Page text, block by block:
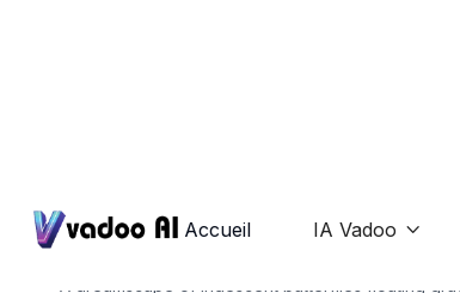
Accueil IA Vadoo 
butterfly wallpaper